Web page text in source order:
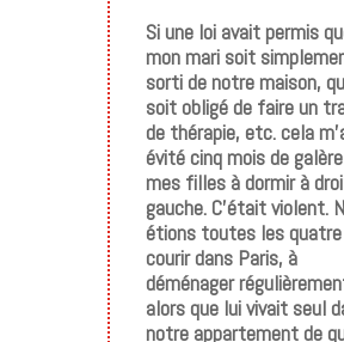
Si une loi avait permis
mon mari soit
sorti de notre maison,
soit obligé de faire un
de thérapie, etc. cela
évité cinq mois de
mes filles à dormir à
gauche. C’était violent.
étions toutes les
courir dans Paris, à
déménager
alors que lui vivait seul
notre appartement de